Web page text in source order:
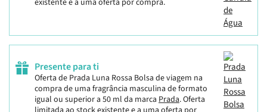
existente e a uma oferta por compra.
Presente para ti
Oferta de Prada Luna Rossa Bolsa de viagem na
compra de uma fragrância masculina de formato
igual ou superior a 50 ml da marca Prada.Oferta